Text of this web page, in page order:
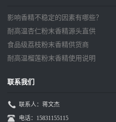
影响香精不稳定的因素有哪些？
耐高温杏仁粉末香精源头直供
食品级荔枝粉末香精供货商
耐高温榴莲粉末香精使用说明
联系我们
联系人：蒋文杰
电话：15831155115